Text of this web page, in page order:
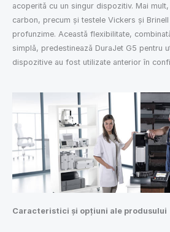
acoperită cu un singur dispozitiv. Mai
carbon, precum și testele Vickers și
profunzime. Această flexibilitate,
simplă, predestinează DuraJet G5 pentru
dispozitive au fost utilizate anterior în
Caracteristici și opțiuni ale produsului